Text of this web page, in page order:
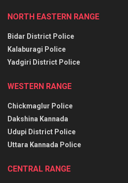
NORTH EASTERN RANGE
Bidar District Police
Kalaburagi Police
Yadgiri District Police
WESTERN RANGE
Chickmaglur Police
Dakshina Kannada
Udupi District Police
Uttara Kannada Police
CENTRAL RANGE